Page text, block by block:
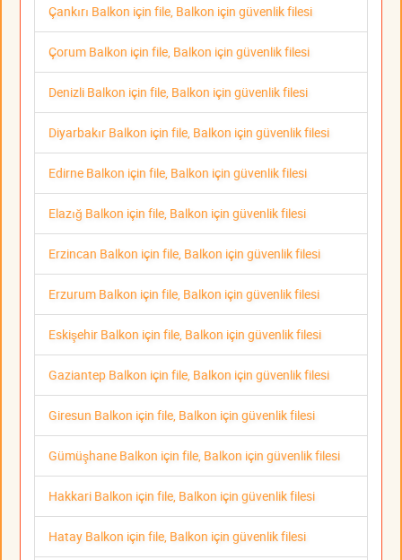
Çankırı Balkon için file, Balkon için güvenlik filesi
Çorum Balkon için file, Balkon için güvenlik filesi
Denizli Balkon için file, Balkon için güvenlik filesi
Diyarbakır Balkon için file, Balkon için güvenlik filesi
Edirne Balkon için file, Balkon için güvenlik filesi
Elazığ Balkon için file, Balkon için güvenlik filesi
Erzincan Balkon için file, Balkon için güvenlik filesi
Erzurum Balkon için file, Balkon için güvenlik filesi
Eskişehir Balkon için file, Balkon için güvenlik filesi
Gaziantep Balkon için file, Balkon için güvenlik filesi
Giresun Balkon için file, Balkon için güvenlik filesi
Gümüşhane Balkon için file, Balkon için güvenlik filesi
Hakkari Balkon için file, Balkon için güvenlik filesi
Hatay Balkon için file, Balkon için güvenlik filesi